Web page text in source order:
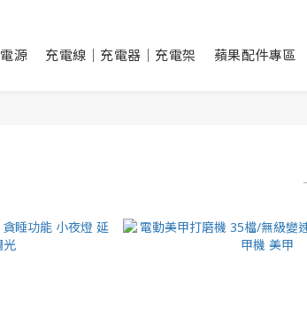
源 充電線｜充電器｜充電架 蘋果配件專區